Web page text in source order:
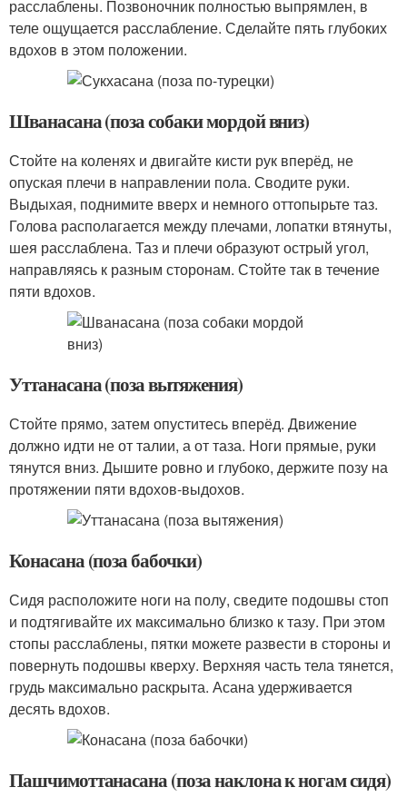
расслаблены. Позвоночник полностью выпрямлен, в
теле ощущается расслабление. Сделайте пять глубоких
вдохов в этом положении.
Шванасана (поза собаки мордой вниз)
Стойте на коленях и двигайте кисти рук вперёд, не
опуская плечи в направлении пола. Сводите руки.
Выдыхая, поднимите вверх и немного оттопырьте таз.
Голова располагается между плечами, лопатки втянуты,
шея расслаблена. Таз и плечи образуют острый угол,
направляясь к разным сторонам. Стойте так в течение
пяти вдохов.
Уттанасана (поза вытяжения)
Стойте прямо, затем опуститесь вперёд. Движение
должно идти не от талии, а от таза. Ноги прямые, руки
тянутся вниз. Дышите ровно и глубоко, держите позу на
протяжении пяти вдохов-выдохов.
Конасана (поза бабочки)
Сидя расположите ноги на полу, сведите подошвы стоп
и подтягивайте их максимально близко к тазу. При этом
стопы расслаблены, пятки можете развести в стороны и
повернуть подошвы кверху. Верхняя часть тела тянется,
грудь максимально раскрыта. Асана удерживается
десять вдохов.
Пашчимоттанасана (поза наклона к ногам сидя)